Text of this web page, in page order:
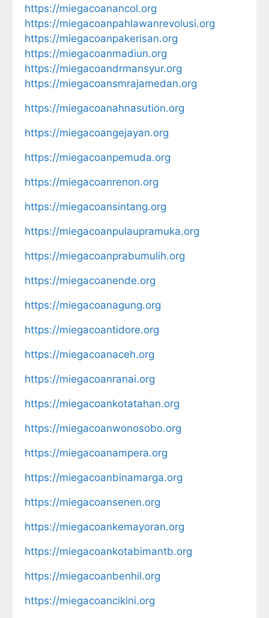
https://miegacoanancol.org
https://miegacoanpahlawanrevolusi.org
https://miegacoanpakerisan.org
https://miegacoanmadiun.org
https://miegacoandrmansyur.org
https://miegacoansmrajamedan.org
https://miegacoanahnasution.org
https://miegacoangejayan.org
https://miegacoanpemuda.org
https://miegacoanrenon.org
https://miegacoansintang.org
https://miegacoanpulaupramuka.org
https://miegacoanprabumulih.org
https://miegacoanende.org
https://miegacoanagung.org
https://miegacoantidore.org
https://miegacoanaceh.org
https://miegacoanranai.org
https://miegacoankotatahan.org
https://miegacoanwonosobo.org
https://miegacoanampera.org
https://miegacoanbinamarga.org
https://miegacoansenen.org
https://miegacoankemayoran.org
https://miegacoankotabimantb.org
https://miegacoanbenhil.org
https://miegacoancikini.org